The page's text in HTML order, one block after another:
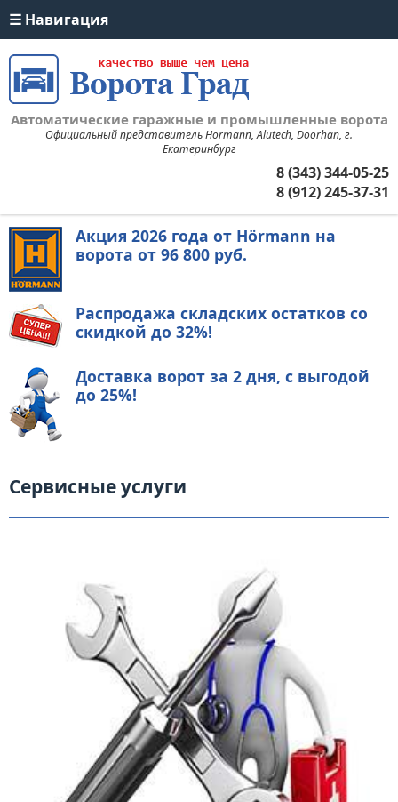
Автоматические гаражные и промышленные ворота
Официальный представитель Hormann, Alutech, Doorhan, г.
Екатеринбург
8 (343) 344-05-25
8 (912) 245-37-31
Акция 2026 года от Hörmann на
ворота от 96 800 руб.
Распродажа складских остатков со
скидкой до 32%!
Доставка ворот за 2 дня, с выгодой
до 25%!
Сервисные услуги